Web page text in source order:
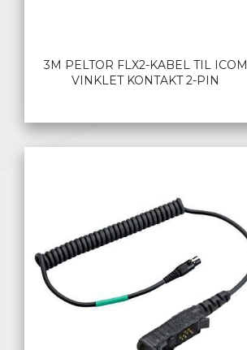
3M PELTOR FLX2-KABEL TIL ICOM
VINKLET KONTAKT 2-PIN